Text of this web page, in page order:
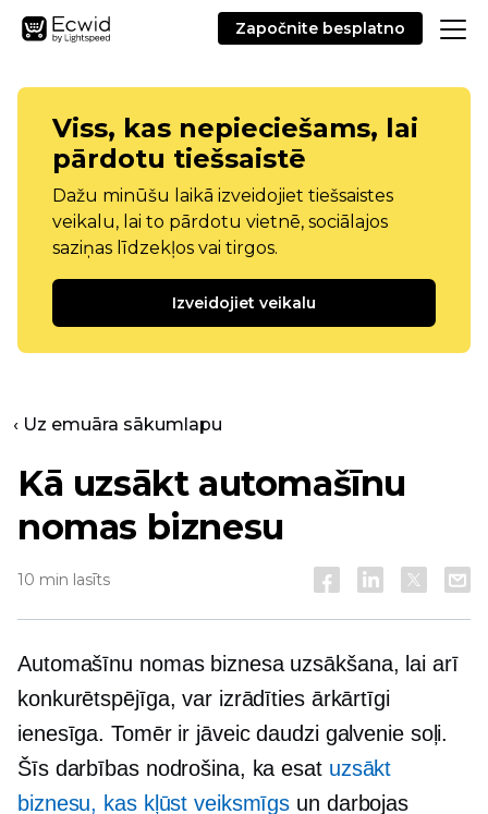
Započnite besplatno
Viss, kas nepieciešams, lai
pārdotu tiešsaistē
Dažu minūšu laikā izveidojiet tiešsaistes
veikalu, lai to pārdotu vietnē, sociālajos
saziņas līdzekļos vai tirgos.
Izveidojiet veikalu
‹ Uz emuāra sākumlapu
Kā uzsākt automašīnu
nomas biznesu
10 min lasīts
Automašīnu nomas biznesa uzsākšana, lai arī
konkurētspējīga, var izrādīties ārkārtīgi
ienesīga. Tomēr ir jāveic daudzi galvenie soļi.
Šīs darbības nodrošina, ka esat uzsākt
biznesu, kas kļūst veiksmīgs un darbojas